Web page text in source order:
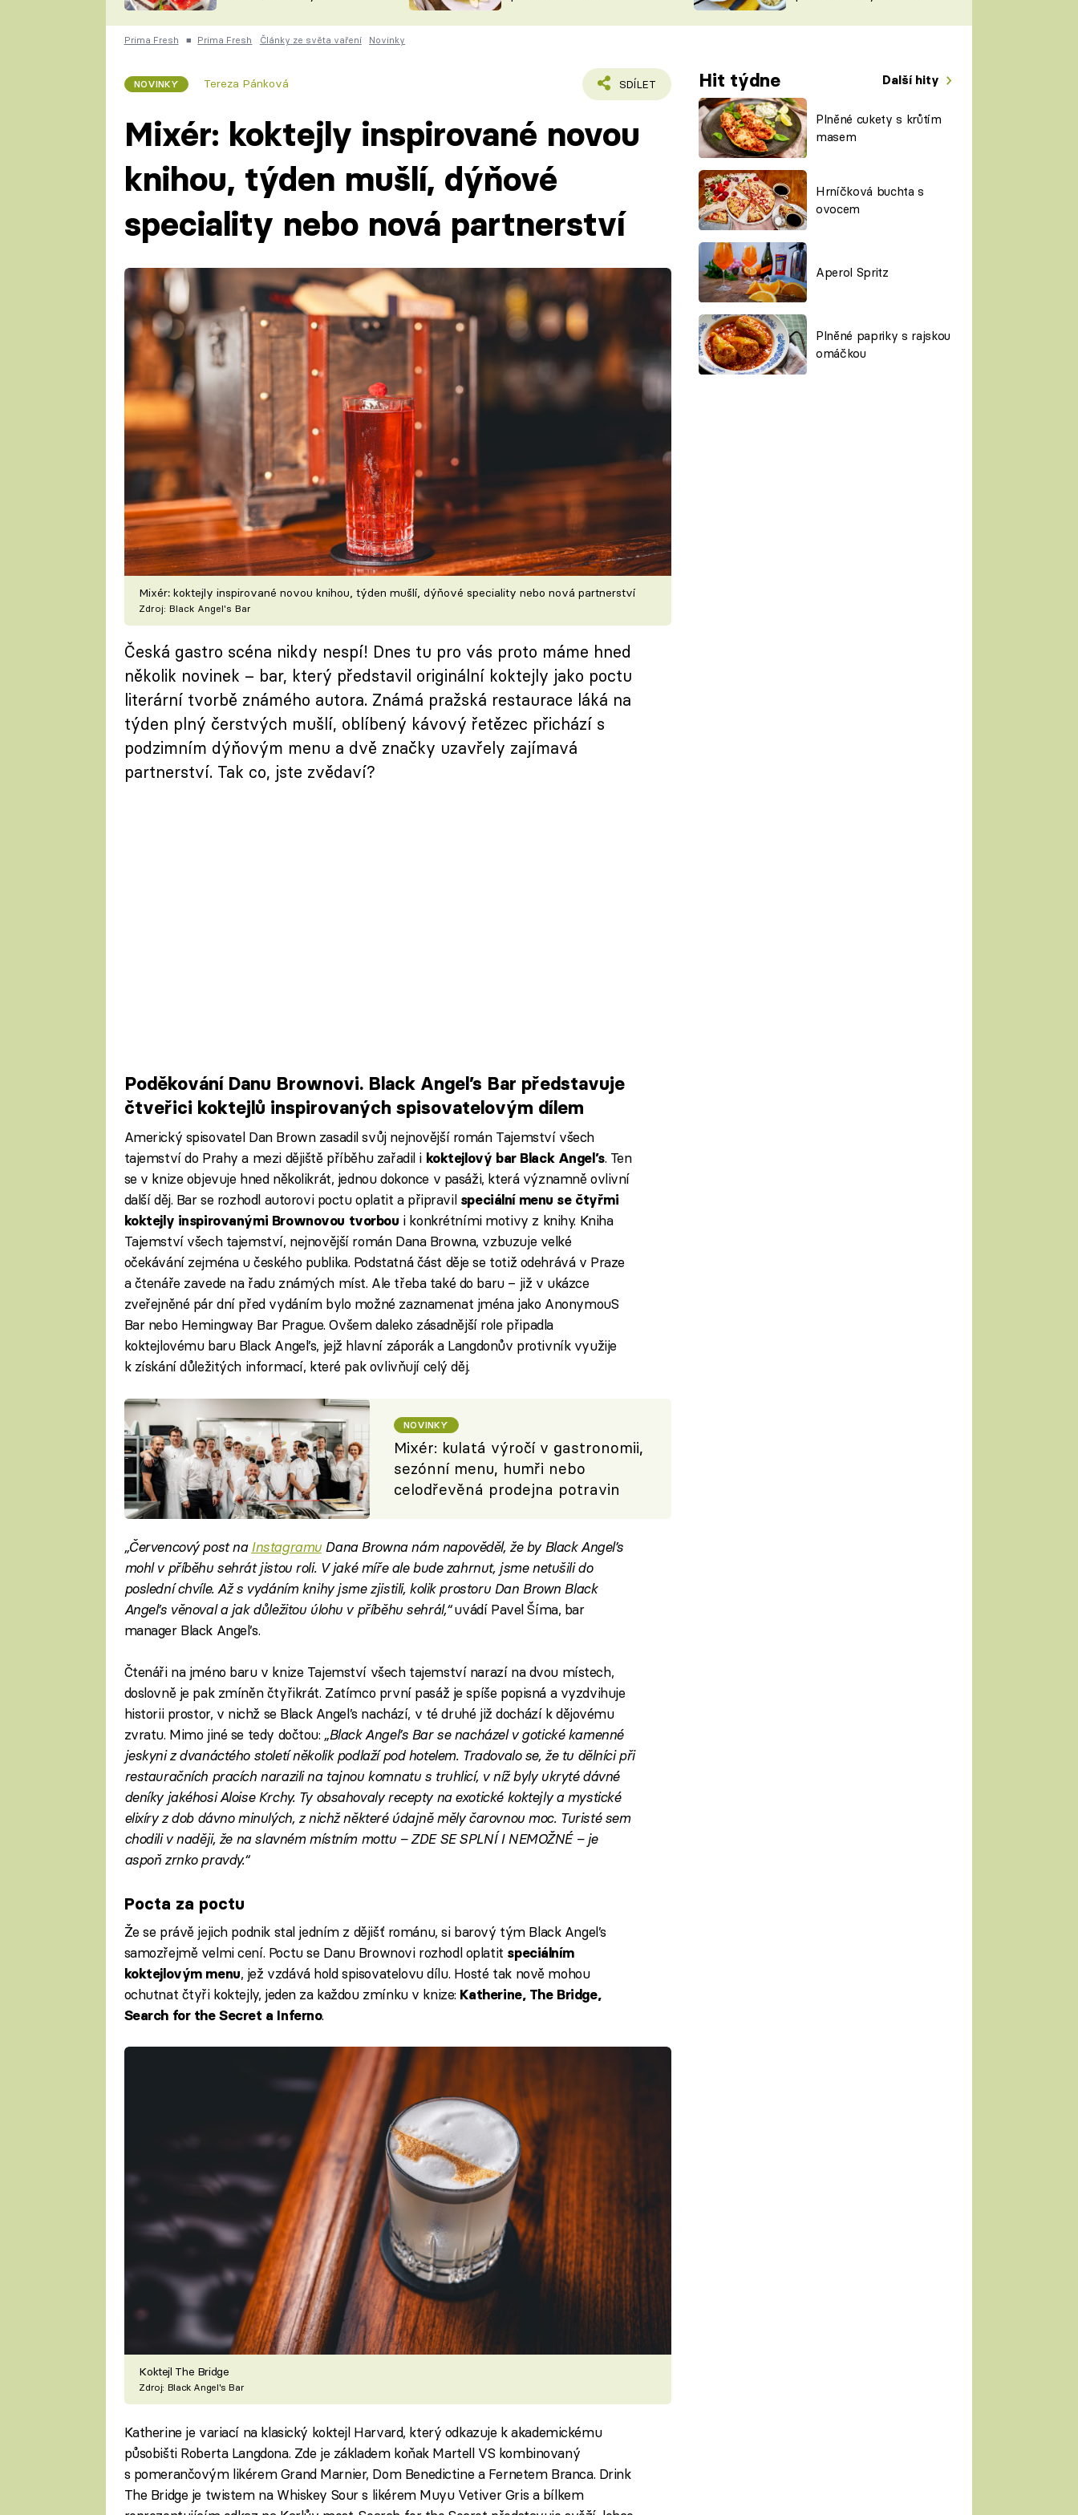
ČESKO NA TALÍŘI
KUCHAŘKA
VYCHYTÁVKY
ŠÉFREDAKTORKY
ČASOPIS
Prima Fresh ■ Prima Fresh Články ze světa vaření Novinky
NOVINKY Tereza Pánková SDÍLET Hit týdne Další hity
Plněné cukety s krůtím
masem
Hrníčková buchta s
ovocem
Aperol Spritz
Plněné papriky s rajskou
omáčkou
Mixér: koktejly inspirované novou
knihou, týden mušlí, dýňové
speciality nebo nová partnerství
Mixér: koktejly inspirované novou knihou, týden mušlí, dýňové speciality nebo nová partnerství
Zdroj: Black Angel's Bar
Česká gastro scéna nikdy nespí! Dnes tu pro vás proto máme hned
několik novinek – bar, který představil originální koktejly jako poctu
literární tvorbě známého autora. Známá pražská restaurace láká na
týden plný čerstvých mušlí, oblíbený kávový řetězec přichází s
podzimním dýňovým menu a dvě značky uzavřely zajímavá
partnerství. Tak co, jste zvědaví?
Poděkování Danu Brownovi. Black Angel’s Bar představuje
čtveřici koktejlů inspirovaných spisovatelovým dílem
Americký spisovatel Dan Brown zasadil svůj nejnovější román Tajemství všech
tajemství do Prahy a mezi dějiště příběhu zařadil i koktejlový bar Black Angel’s. Ten
se v knize objevuje hned několikrát, jednou dokonce v pasáži, která významně ovlivní
další děj. Bar se rozhodl autorovi poctu oplatit a připravil speciální menu se čtyřmi
koktejly inspirovanými Brownovou tvorbou i konkrétními motivy z knihy. Kniha
Tajemství všech tajemství, nejnovější román Dana Browna, vzbuzuje velké
očekávání zejména u českého publika. Podstatná část děje se totiž odehrává v Praze
a čtenáře zavede na řadu známých míst. Ale třeba také do baru – již v ukázce
zveřejněné pár dní před vydáním bylo možné zaznamenat jména jako AnonymouS
Bar nebo Hemingway Bar Prague. Ovšem daleko zásadnější role připadla
koktejlovému baru Black Angel’s, jejž hlavní záporák a Langdonův protivník využije
k získání důležitých informací, které pak ovlivňují celý děj.
NOVINKY
Mixér: kulatá výročí v gastronomii,
sezónní menu, humři nebo
celodřevěná prodejna potravin
„Červencový post na InstagramuDana Browna nám napověděl, že by Black Angel’s
mohl v příběhu sehrát jistou roli. V jaké míře ale bude zahrnut, jsme netušili do
poslední chvíle. Až s vydáním knihy jsme zjistili, kolik prostoru Dan Brown Black
Angel’s věnoval a jak důležitou úlohu v příběhu sehrál,“uvádí Pavel Šíma, bar
manager Black Angel’s.
Čtenáři na jméno baru v knize Tajemství všech tajemství narazí na dvou místech,
doslovně je pak zmíněn čtyřikrát. Zatímco první pasáž je spíše popisná a vyzdvihuje
historii prostor, v nichž se Black Angel’s nachází, v té druhé již dochází k dějovému
zvratu. Mimo jiné se tedy dočtou: „Black Angel’s Bar se nacházel v gotické kamenné
jeskyni z dvanáctého století několik podlaží pod hotelem. Tradovalo se, že tu dělníci při
restauračních pracích narazili na tajnou komnatu s truhlicí, v níž byly ukryté dávné
deníky jakéhosi Aloise Krchy. Ty obsahovaly recepty na exotické koktejly a mystické
elixíry z dob dávno minulých, z nichž některé údajně měly čarovnou moc. Turisté sem
chodili v naději, že na slavném místním mottu – ZDE SE SPLNÍ I NEMOŽNÉ – je
aspoň zrnko pravdy.“
Pocta za poctu
Že se právě jejich podnik stal jedním z dějišť románu, si barový tým Black Angel’s
samozřejmě velmi cení. Poctu se Danu Brownovi rozhodl oplatit speciálním
koktejlovým menu, jež vzdává hold spisovatelovu dílu. Hosté tak nově mohou
ochutnat čtyři koktejly, jeden za každou zmínku v knize: Katherine, The Bridge,
Search for the Secret a Inferno.
Koktejl The Bridge
Zdroj: Black Angel's Bar
Katherine je variací na klasický koktejl Harvard, který odkazuje k akademickému
působišti Roberta Langdona. Zde je základem koňak Martell VS kombinovaný
s pomerančovým likérem Grand Marnier, Dom Benedictine a Fernetem Branca. Drink
The Bridge je twistem na Whiskey Sour s likérem Muyu Vetiver Gris a bílkem